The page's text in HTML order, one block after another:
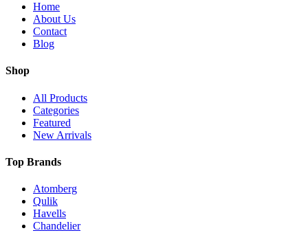
Home
About Us
Contact
Blog
Shop
All Products
Categories
Featured
New Arrivals
Top Brands
Atomberg
Qulik
Havells
Chandelier